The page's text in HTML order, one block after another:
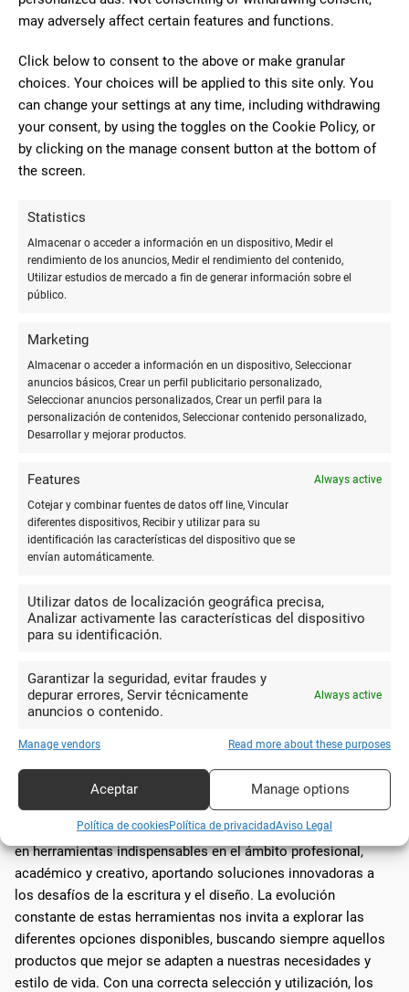
may adversely affect certain features and functions.
Click below to consent to the above or make granular
choices. Your choices will be applied to this site only. You
can change your settings at any time, including withdrawing
your consent, by using the toggles on the Cookie Policy, or
by clicking on the manage consent button at the bottom of
the screen.
Statistics
Almacenar o acceder a información en un dispositivo, Medir el
rendimiento de los anuncios, Medir el rendimiento del contenido,
Utilizar estudios de mercado a fin de generar información sobre el
público.
Marketing
Almacenar o acceder a información en un dispositivo, Seleccionar
anuncios básicos, Crear un perfil publicitario personalizado,
Seleccionar anuncios personalizados, Crear un perfil para la
personalización de contenidos, Seleccionar contenido personalizado,
Desarrollar y mejorar productos.
Features
Always active
Cotejar y combinar fuentes de datos off line, Vincular
diferentes dispositivos, Recibir y utilizar para su
identificación las características del dispositivo que se
envían automáticamente.
Utilizar datos de localización geográfica precisa,
Analizar activamente las características del dispositivo
para su identificación.
Garantizar la seguridad, evitar fraudes y
depurar errores, Servir técnicamente
anuncios o contenido.
Always active
Manage vendors Read more about these purposes
Aceptar Manage options
Política de cookiesPolítica de privacidadAviso Legal
bolígrafos con tinta de secado
rápido
Al elegir un bolígrafo con tinta de secado rápido, es
importante considerar el tipo de papel, la preferencia personal
en cuanto a la experiencia de escritura y el propósito
específico para el cual se utilizará el bolígrafo.
de gel con tinta de secado rápido ofrecen una excelente
combinación de fluidez y practicidad.
- Para trabajos que requieren mayor precisión y un acabado
profesional, los bolígrafos de tinta híbrida pueden ser la mejor
calidad de línea y saturación de color.
aquel que mejor se adapte a las preferencias individuales en
cuanto a grosor de línea, suavidad y ergonomía.
La calidad del papel es un factor determinante en el
papeles de mayor gramaje generalmente los más
compatibles.
La conservación de los bolígrafos en un ambiente
adecuado, alejados de la luz directa del sol y con la
punta hacia abajo, puede prolongar la vida útil de la
tinta.
La experimentación con una variedad de marcas y
modelos permite descubrir nuevas preferencias y
explorar todo el potencial creativo y profesional que
estos instrumentos ofrecen.
Conclusiones
Los bolígrafos con tinta de secado rápido se han convertido
en herramientas indispensables en el ámbito profesional,
académico y creativo, aportando soluciones innovadoras a
los desafíos de la escritura y el diseño. La evolución
constante de estas herramientas nos invita a explorar las
diferentes opciones disponibles, buscando siempre aquellos
productos que mejor se adapten a nuestras necesidades y
estilo de vida. Con una correcta selección y utilización, los